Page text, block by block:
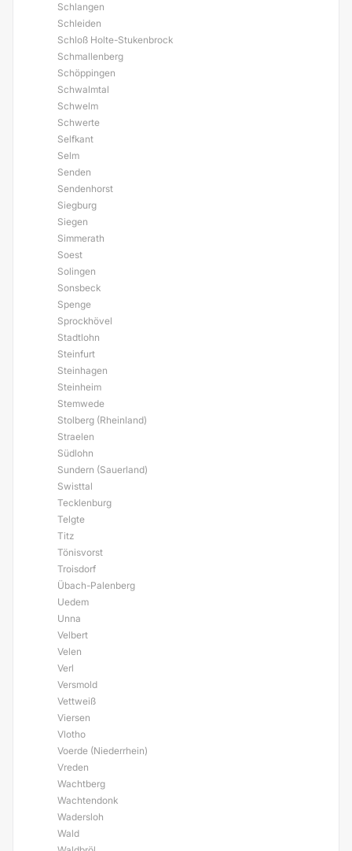
Schlangen
Schleiden
Schloß Holte-Stukenbrock
Schmallenberg
Schöppingen
Schwalmtal
Schwelm
Schwerte
Selfkant
Selm
Senden
Sendenhorst
Siegburg
Siegen
Simmerath
Soest
Solingen
Sonsbeck
Spenge
Sprockhövel
Stadtlohn
Steinfurt
Steinhagen
Steinheim
Stemwede
Stolberg (Rheinland)
Straelen
Südlohn
Sundern (Sauerland)
Swisttal
Tecklenburg
Telgte
Titz
Tönisvorst
Troisdorf
Übach-Palenberg
Uedem
Unna
Velbert
Velen
Verl
Versmold
Vettweiß
Viersen
Vlotho
Voerde (Niederrhein)
Vreden
Wachtberg
Wachtendonk
Wadersloh
Wald